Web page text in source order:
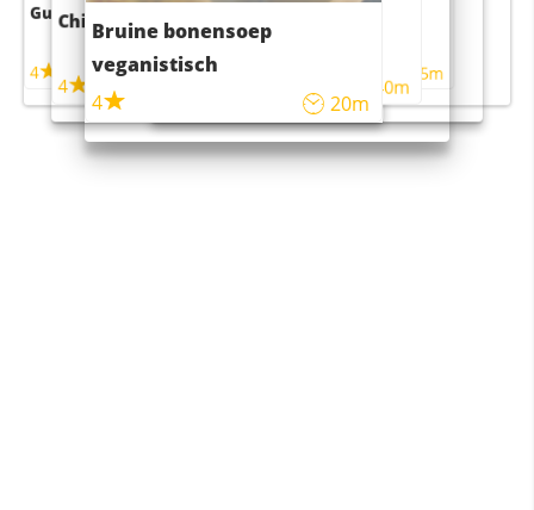
Guacamole
4
Chili con carne
4
Bruine bonensoep
veganistisch
4
20m
Sushi rijstsalade
maaltijdsalade
40m
4 55m